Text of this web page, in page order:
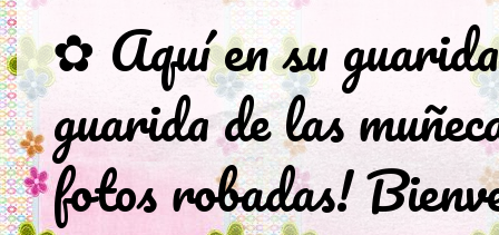
✿ Aquí en su
guarida de las
fotos robadas!